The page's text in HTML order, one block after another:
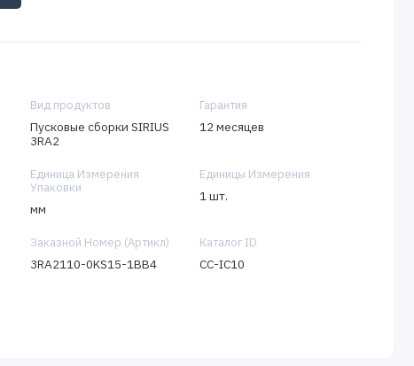
Вид продуктов
Пусковые сборки SIRIUS
3RA2
Гарантия
12 месяцев
Единица Измерения
Упаковки
мм
Единицы Измерения
1 шт.
Заказной Номер (Артикл)
3RA2110-0KS15-1BB4
Каталог ID
CC-IC10